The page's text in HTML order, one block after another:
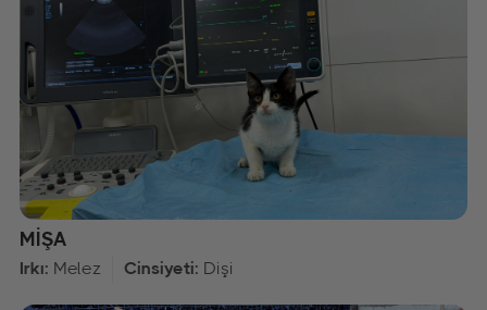
MİŞA
Irkı: Melez Cinsiyeti: Dişi